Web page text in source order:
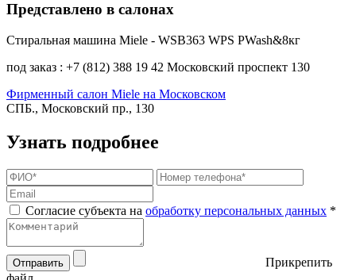
Представлено в салонах
Стиральная машина Miele - WSB363 WPS PWash&8кг
под заказ : +7 (812) 388 19 42 Московский проспект 130
Фирменный салон Miele на Московском
СПБ., Московский пр., 130
Узнать подробнее
Согласие субъекта на обработку персональных данных *
Отправить
Прикрепить